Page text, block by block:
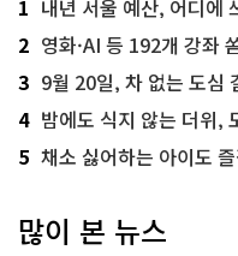
1 내년 서울 예산, 어디에
2 영화·AI 등 192개 강좌
3 9월 20일, 차 없는 도심 걸
4 밤에도 식지 않는 더위,
5 채소 싫어하는 아이도 즐겁
많이 본 뉴스